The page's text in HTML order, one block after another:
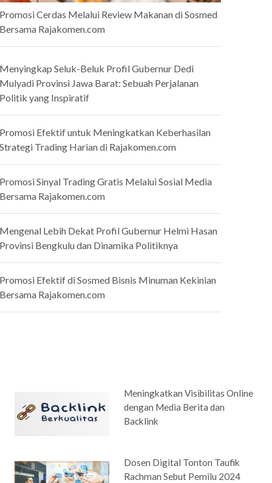
Cerdas Melalui Review Makanan di Sosmed
Rajakomen.com
Seluk-Beluk Profil Gubernur Dedi
Provinsi Jawa Barat: Sebuah Perjalanan
yang Inspiratif
Efektif untuk Meningkatkan Keberhasilan
Trading Harian di Rajakomen.com
Sinyal Trading Gratis Melalui Sosial Media
Rajakomen.com
Lebih Dekat Profil Gubernur Helmi Hasan
Bengkulu dan Dinamika Politiknya
Efektif di Sosmed Bisnis Minuman Kekinian
Rajakomen.com
Meningkatkan Visibilitas Online
dengan Media Berita dan
Backlink
Dosen Digital Tonton Taufik
Rachman Sebut Pemilu 2024